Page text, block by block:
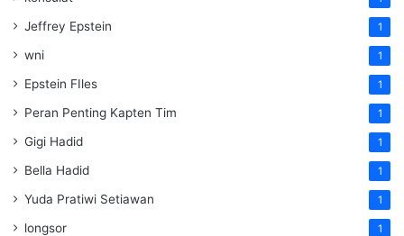
Jeffrey Epstein 1
wni 1
Epstein FIles 1
Peran Penting Kapten Tim 1
Gigi Hadid 1
Bella Hadid 1
Yuda Pratiwi Setiawan 1
longsor 1